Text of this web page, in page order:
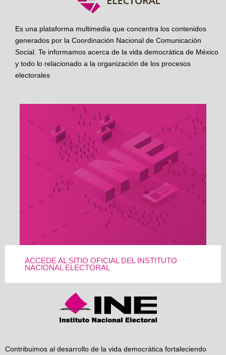
Es una plataforma multimedia que concentra los contenidos
generados por la Coordinación Nacional de Comunicación
Social. Te informamos acerca de la vida democrática de México
y todo lo relacionado a la organización de los procesos
electorales
ACCEDE AL SITIO OFICIAL DEL INSTITUTO
NACIONAL ELECTORAL
Contribuimos al desarrollo de la vida democrática fortaleciendo